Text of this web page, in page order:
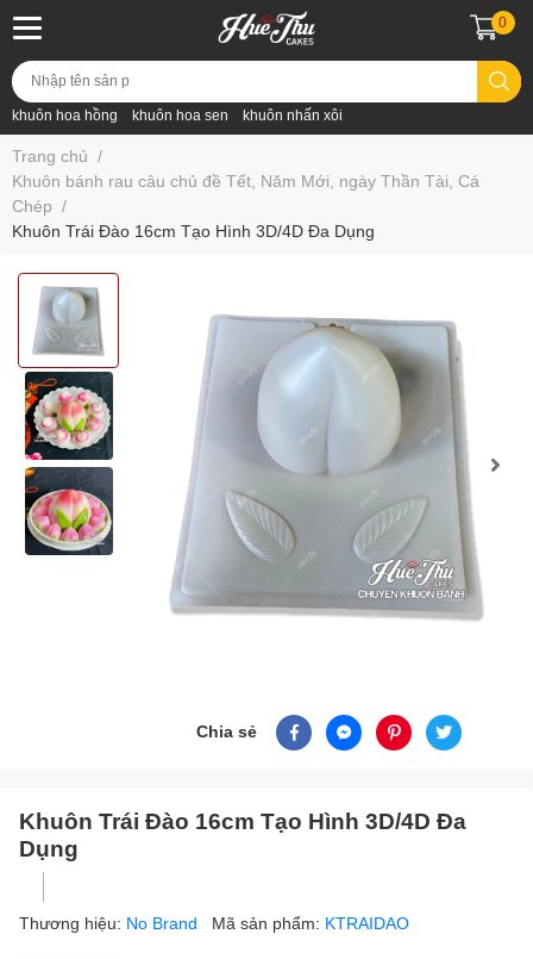
khuôn hoa hồng khuôn hoa sen khuôn nhấn xôi
0
Trang chủ /
Khuôn bánh rau câu chủ đề Tết, Năm Mới, ngày Thần Tài, Cá
Chép /
Khuôn Trái Đào 16cm Tạo Hình 3D/4D Đa Dụng
Chia sẻ
Khuôn Trái Đào 16cm Tạo Hình 3D/4D Đa
Dụng
Thương hiệu: No Brand Mã sản phẩm: KTRAIDAO